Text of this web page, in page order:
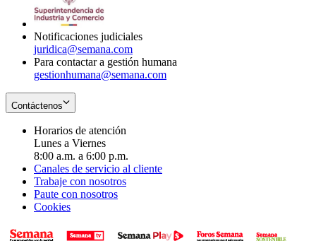
Notificaciones judiciales
juridica@semana.com
Para contactar a gestión humana
gestionhumana@semana.com
Contáctenos
Horarios de atención
Lunes a Viernes
8:00 a.m. a 6:00 p.m.
Canales de servicio al cliente
Trabaje con nosotros
Paute con nosotros
Cookies